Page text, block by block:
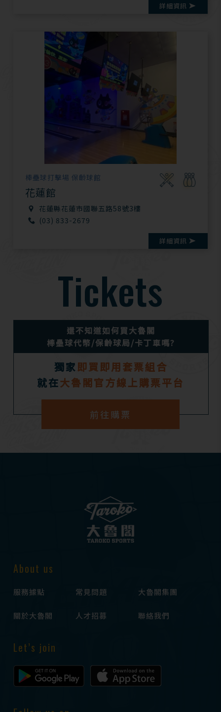
詳細資訊
棒壘球打擊場 保齡球館
花蓮館
花蓮縣花蓮市國聯五路58號3樓
(03) 833-2679
詳細資訊
Tickets
還不知道如何買大魯閣
棒壘球代幣/保齡球局/卡丁車嗎?
獨家即買即用套票組合
就在大魯閣官方線上購票平台
前往購票
About us
服務據點 常見問題 大魯閣集團
關於大魯閣 人才招募 聯絡我們
Let’s join